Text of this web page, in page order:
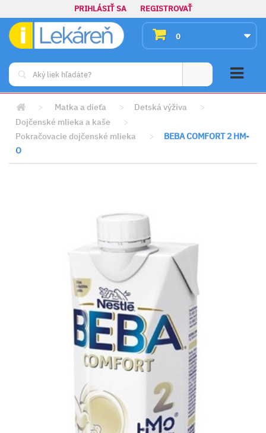
PRIHLÁSIŤ SA REGISTROVAŤ
0
> Matka a dieťa > Detská výživa
>
Dojčenské mlieka a kaše
>
Pokračovacie dojčenské mlieka
>
BEBA COMFORT 2 HM-
O